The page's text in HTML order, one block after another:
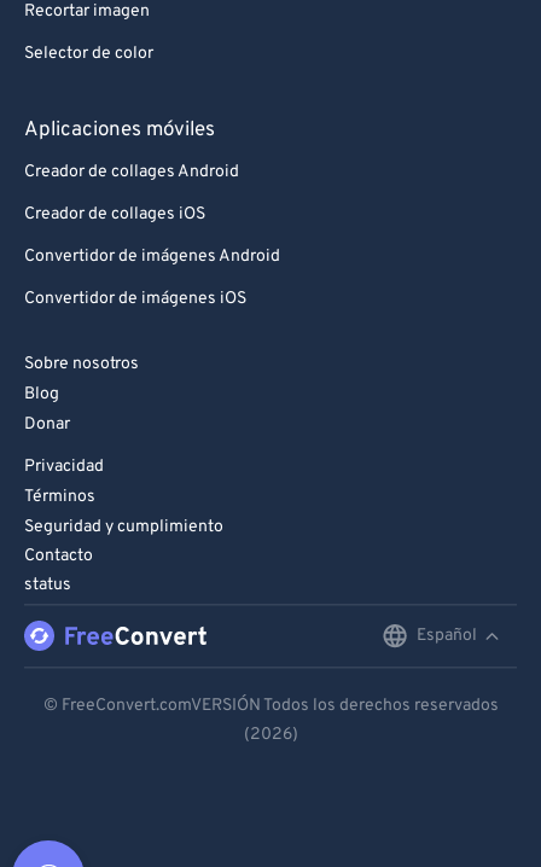
Recortar imagen
Selector de color
Aplicaciones móviles
Creador de collages Android
Creador de collages iOS
Convertidor de imágenes Android
Convertidor de imágenes iOS
Sobre nosotros
Blog
Donar
Privacidad
Términos
Seguridad y cumplimiento
Contacto
status
Español
Español
© FreeConvert.comVERSIÓN Todos los derechos reservados
(2026)